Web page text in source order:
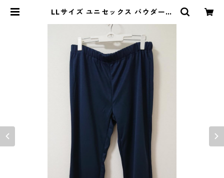
LLサイズ ユニセックス パウダース
KIY-1008◆ | DOLUCK PRODU
CE